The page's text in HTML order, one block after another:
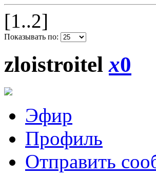
[1..2]
Показывать по:
zloistroitelx0
Эфир
Профиль
Отправить